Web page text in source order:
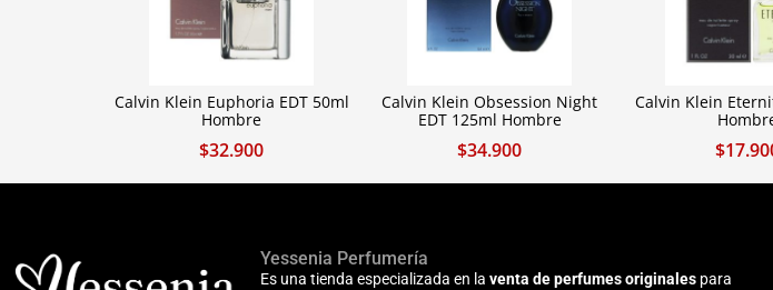
Calvin Klein Euphoria EDT 50ml
Hombre
$32.900
Calvin Klein Obsession Night
EDT 125ml Hombre
$34.900
Calvin Klein
$
Yessenia Perfumería
Es una tienda especializada en laventa de perfumes originales para